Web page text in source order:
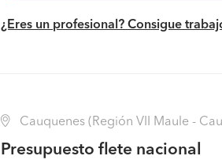
¿Eres un profesional? Consigue
Cauquenes (Región VII Maule -
Presupuesto flete nacional